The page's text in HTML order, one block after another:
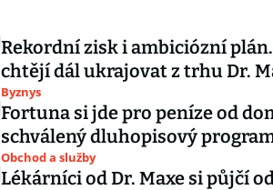
Rekordní zisk i ambiciózní
chtějí dál ukrajovat z trhu Dr.
Byznys
Fortuna si jde pro peníze od
schválený dluhopisový
Obchod a služby
Lékárníci od Dr. Maxe si půjčí